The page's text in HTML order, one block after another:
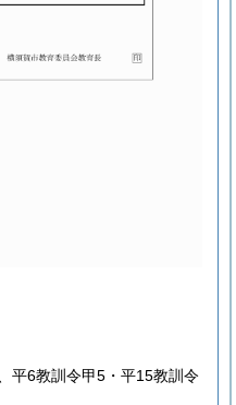
平6教訓令甲5・平15教訓令